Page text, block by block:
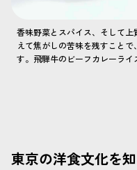
香味野菜とスパイス、そして
えて焦がしの苦味を残すこと
す。飛騨牛のビーフカレーラ
東京の洋食文化を